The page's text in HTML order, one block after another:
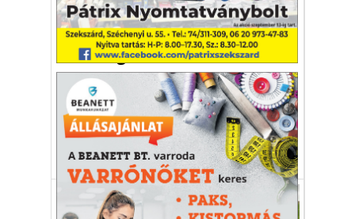
Különleges mezőgazdasági
gépet terveztek az
elsivatagosodás ellen
A gép egyelőre csak koncepció, de
segítséget nyújthat egy jelentős probléma
megoldásában.
mezőgazdaság Pulse elsivatagosodás